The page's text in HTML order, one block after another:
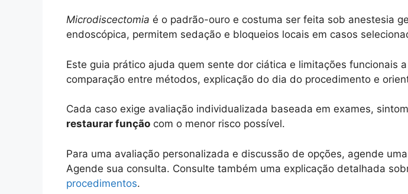
Microdiscectomia é o padrão-ouro e costuma ser feita sob anestesia
endoscópica, permitem sedação e bloqueios locais em casos
Este guia prático ajuda quem sente dor ciática e limitações funcionais
comparação entre métodos, explicação do dia do procedimento e
Cada caso exige avaliação individualizada baseada em exames,
restaurar função com o menor risco possível.
Para uma avaliação personalizada e discussão de opções, agende
Agende sua consulta. Consulte também uma explicação detalhada
procedimentos.